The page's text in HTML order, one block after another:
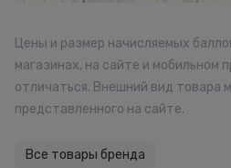
Цены и размер начисляемых
магазинах, на сайте и мобильном
отличаться. Внешний вид товара
представленного на сайте.
Все товары бренда